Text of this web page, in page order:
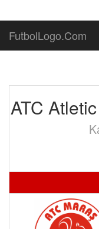
FutbolLogo.Com
ATC